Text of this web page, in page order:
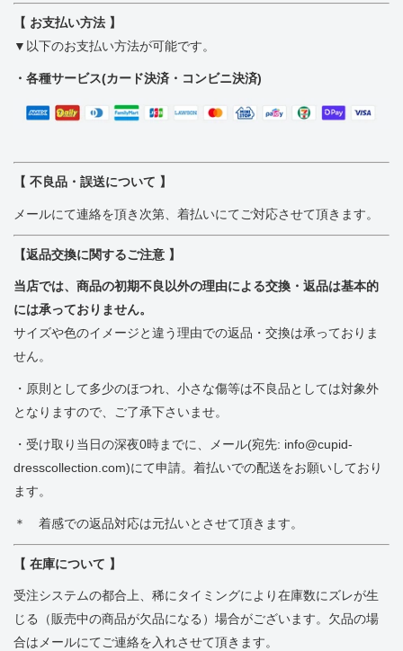
【 お支払い方法 】
▼以下のお支払い方法が可能です。
・各種サービス(カード決済・コンビニ決済)
【 不良品・誤送について 】
メールにて連絡を頂き次第、着払いにてご対応させて頂きます。
【返品交換に関するご注意 】
当店では、商品の初期不良以外の理由による交換・返品は基本的
には承っておりません。
サイズや色のイメージと違う理由での返品・交換は承っておりま
せん。
・原則として多少のほつれ、小さな傷等は不良品としては対象外
となりますので、ご了承下さいませ。
・受け取り当日の深夜0時までに、メール(宛先: info@cupid-
dresscollection.com)にて申請。着払いでの配送をお願いしており
ます。
＊ 着感での返品対応は元払いとさせて頂きます。
【 在庫について 】
受注システムの都合上、稀にタイミングにより在庫数にズレが生
じる（販売中の商品が欠品になる）場合がございます。欠品の場
合はメールにてご連絡を入れさせて頂きます。